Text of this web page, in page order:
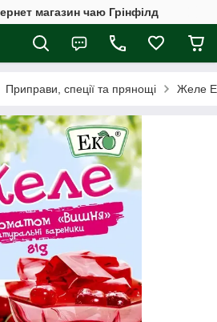
магазин чаю Грінфілд
Приправи, спеції та прянощі Желе